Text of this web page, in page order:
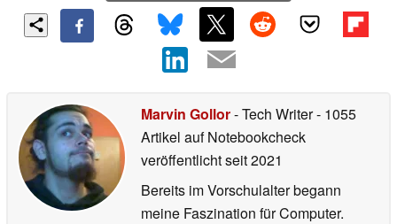
Marvin Gollor- Tech Writer- 1055
Artikel auf Notebookcheck
veröffentlichtseit 2021
Bereits im Vorschulalter begann
meine Faszination für Computer.